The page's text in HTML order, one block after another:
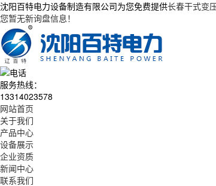
沈阳百特电力设备制造有限公司为您免费提供长春干式变
您暂无新询盘信息！
服务热线：
13314023578
网站首页
关于我们
产品中心
设备展示
企业资质
新闻中心
联系我们